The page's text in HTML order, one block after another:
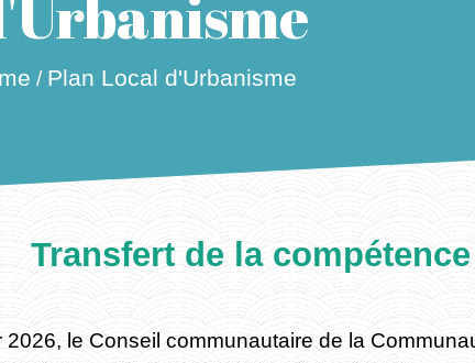
/ Plan Local d'Urbanisme
Transfert de la
le Conseil communautaire de la